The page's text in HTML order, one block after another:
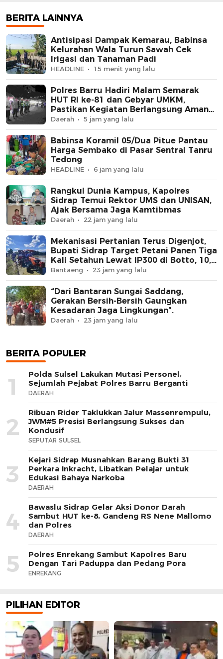
BERITA LAINNYA
Antisipasi Dampak Kemarau, Babinsa
Kelurahan Wala Turun Sawah Cek
Irigasi dan Tanaman Padi
HEADLINE 15 menit yang lalu
Polres Barru Hadiri Malam Semarak
HUT RI ke-81 dan Gebyar UMKM,
Pastikan Kegiatan Berlangsung Aman
dan Kondusif
Daerah 5 jam yang lalu
Babinsa Koramil 05/Dua Pitue Pantau
Harga Sembako di Pasar Sentral Tanru
Tedong
HEADLINE 6 jam yang lalu
Rangkul Dunia Kampus, Kapolres
Sidrap Temui Rektor UMS dan UNISAN,
Ajak Bersama Jaga Kamtibmas
Daerah 22 jam yang lalu
Mekanisasi Pertanian Terus Digenjot,
Bupati Sidrap Target Petani Panen Tiga
Kali Setahun Lewat IP300 di Botto, 10,5
Hektare Sawah Langsung Diolah
dengan Rotavator dan Traktor
Bantaeng 23 jam yang lalu
“Dari Bantaran Sungai Saddang,
Gerakan Bersih-Bersih Gaungkan
Kesadaran Jaga Lingkungan”.
Daerah 23 jam yang lalu
BERITA POPULER
1
Polda Sulsel Lakukan Mutasi Personel,
Sejumlah Pejabat Polres Barru Berganti
DAERAH
2
Ribuan Rider Taklukkan Jalur Massenrempulu,
JWM#5 Presisi Berlangsung Sukses dan
Kondusif
SEPUTAR SULSEL
3
Kejari Sidrap Musnahkan Barang Bukti 31
Perkara Inkracht, Libatkan Pelajar untuk
Edukasi Bahaya Narkoba
DAERAH
4
Bawaslu Sidrap Gelar Aksi Donor Darah
Sambut HUT ke-8, Gandeng RS Nene Mallomo
dan Polres
DAERAH
5
Polres Enrekang Sambut Kapolres Baru
Dengan Tari Paduppa dan Pedang Pora
ENREKANG
PILIHAN EDITOR